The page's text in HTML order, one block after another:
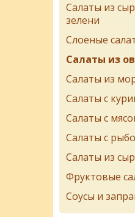
Салаты из
зелени
Слоеные
Салаты из
Салаты из
Салаты с
Салаты с
Салаты с
Салаты из
Фруктовые
Соусы и